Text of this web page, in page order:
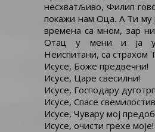
несхватљиво, Филип
покажи нам Оца. А Ти му
времена са мном, зар
Отац у мени и ја у
Неиспитани, са страхом
Исусе, Боже предвечни!
Исусе, Царе свесилни!
Исусе, Господару
Исусе, Спасе
Исусе, Чувару мој
Исусе, очисти грехе моје!